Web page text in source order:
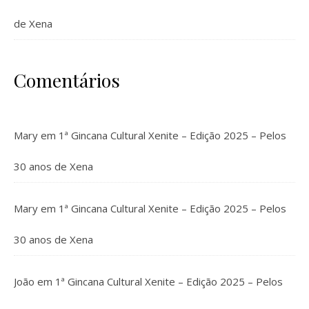
de Xena
Comentários
Mary em 1ª Gincana Cultural Xenite – Edição 2025 – Pelos
30 anos de Xena
Mary em 1ª Gincana Cultural Xenite – Edição 2025 – Pelos
30 anos de Xena
João em 1ª Gincana Cultural Xenite – Edição 2025 – Pelos